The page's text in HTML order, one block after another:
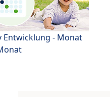
Entwicklung - Monat